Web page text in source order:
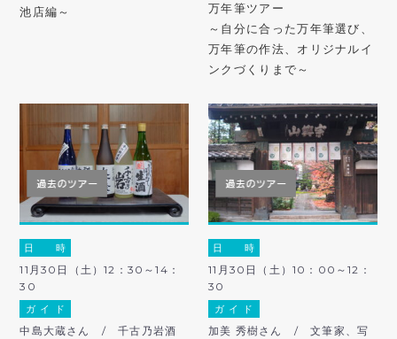
池店編～
万年筆ツアー
～自分に合った万年筆選び、
万年筆の作法、オリジナルイ
ンクづくりまで～
日 時
11月30日（土）12：30～14：
30
ガ イ ド
中島大蔵さん / 千古乃岩酒
日 時
11月30日（土）10：00～12：
30
ガ イ ド
加美 秀樹さん / 文筆家、写